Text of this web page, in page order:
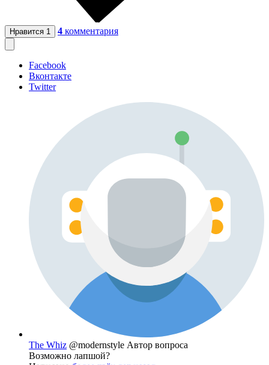
Нравится 1 4 комментария
Facebook
Вконтакте
Twitter
The Whiz @modernstyle Автор вопроса
Возможно лапшой?